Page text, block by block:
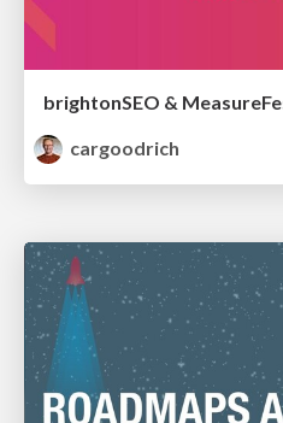
cargoodrich